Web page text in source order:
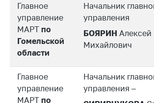
Официальные
геральдические
символы
5 лет МАРТ
Деятельность
Ценовая политика
Главное
управление
МАРТ по
Гомельской
области
Начальник
управления
БОЯРИН Алексей
Михайлович
Главное
управление
МАРТ по
Начальник
управления –